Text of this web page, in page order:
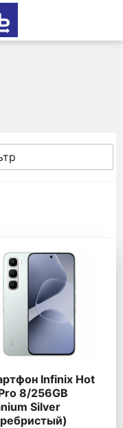
Infinix Hot
8/256GB
Silver